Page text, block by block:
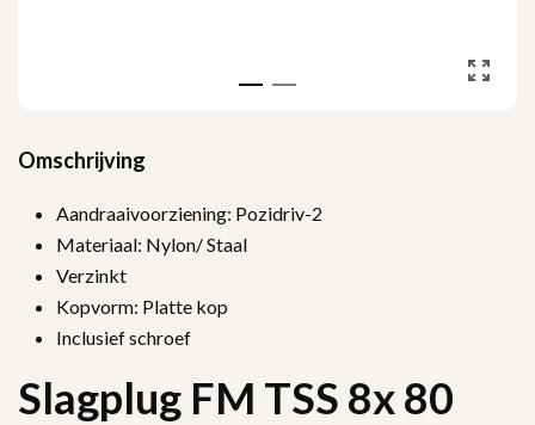
Omschrijving
Aandraaivoorziening: Pozidriv-2
Materiaal: Nylon/ Staal
Verzinkt
Kopvorm: Platte kop
Inclusief schroef
Slagplug FM TSS 8x 80